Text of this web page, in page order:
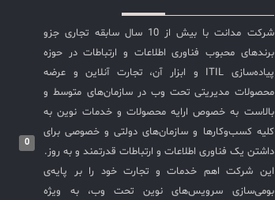
از این محصولات، نتیجه سال‌ها تجربه و
نوآوری‌اند که مدیریت IT را از دغدغه به
نقطه قوت تبدیل می‌کنند. حالا وقت آن
است که این ۱۰ محصول را بشناسید و
تفاوت واقعی را احساس کنید. در اینجا
به معرفی ۱۰ محصول برتر
ManageEngine می‌پردازیم که به
دلیل ویژگی‌ها و کارایی‌های خاص خود
مورد توجه قرار گرفته‌اند همچنین با
جدول مقایسه‌ای با دو محصول مشابه یا
شرکت مدانت با بیش از 10 سال سابقه تجاری جزو
برندهای محبوب فناوری اطلاعات و ارتباطات در حوزه
پیاده‌سازی ITIL و ابزار آن، تجارت آنلاین و عرضه
محصولات مدیریتی تحت وب در سازمان‌های متوسط و
بالاست به خصوص ارایه محصولات و خدمات نوین به
کلیه کسب‌وکارها و سازمان‌های دولتی و خصوصی برای
داشتن یک فناوری اطلاعات و ارتباطات قدرتمند و به روز.
این شرکت اهم خدمات و تجارت خود را بر پایه‌ی
بومی‌سازی سرویس‌های نوین تحت وب، به ویژه
0